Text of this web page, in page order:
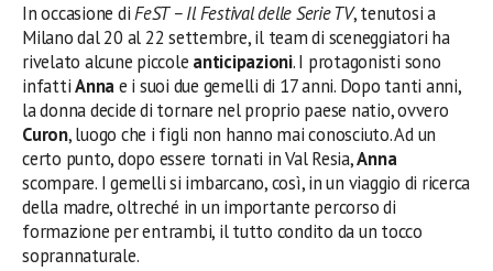
In occasione diFeST – Il Festival delle Serie TV, tenutosi a
Milano dal 20 al 22 settembre, il team di sceneggiatori ha
rivelato alcune piccole anticipazioni. I protagonisti sono
infattiAnnae i suoi due gemelli di 17 anni. Dopo tanti anni,
la donna decide di tornare nel proprio paese natio, ovvero
Curon, luogo che i figli non hanno mai conosciuto. Ad un
certo punto, dopo essere tornati in Val Resia,Anna
scompare. I gemelli si imbarcano, così, in un viaggio di ricerca
della madre, oltreché in un importante percorso di
formazione per entrambi, il tutto condito da un tocco
soprannaturale.